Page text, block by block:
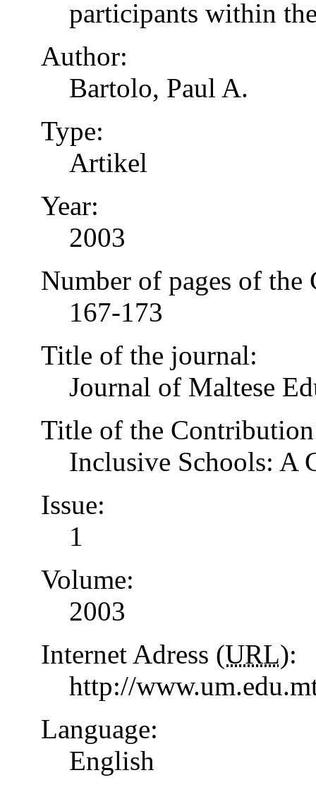
participants within
Author:
Bartolo, Paul A.
Type:
Artikel
Year:
2003
Number of pages of
167-173
Title of the journal:
Journal of Maltese
Title of the
Inclusive Schools: A
Issue:
1
Volume:
2003
Internet Adress (URL):
http://
Language:
English